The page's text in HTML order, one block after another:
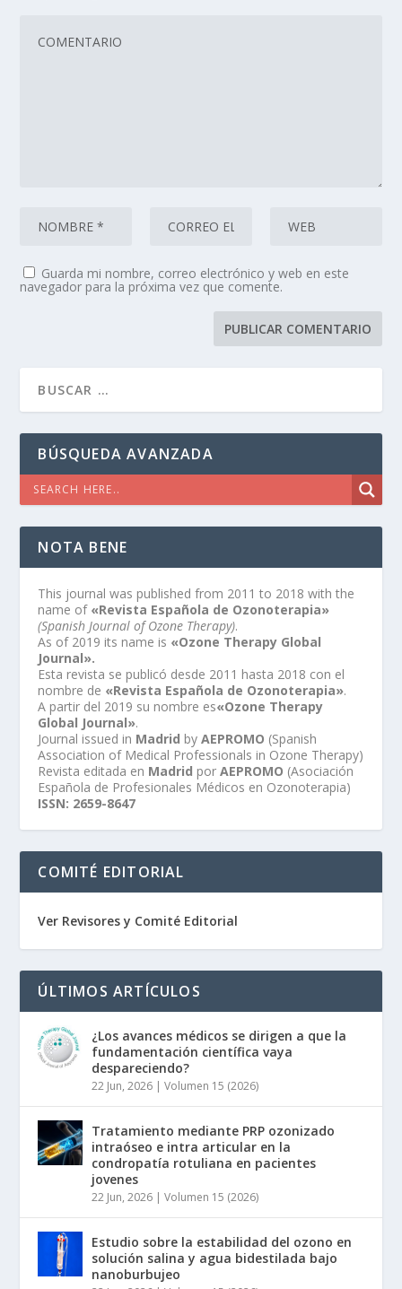
Guarda mi nombre, correo electrónico y web en este
navegador para la próxima vez que comente.
BÚSQUEDA AVANZADA
NOTA BENE
This journal was published from 2011 to 2018 with the
name of «Revista Española de Ozonoterapia»
(Spanish Journal of Ozone Therapy).
As of 2019 its name is «Ozone Therapy Global
Journal».
Esta revista se publicó desde 2011 hasta 2018 con el
nombre de «Revista Española de Ozonoterapia».
A partir del 2019 su nombre es«Ozone Therapy
Global Journal».
Journal issued in Madrid byAEPROMO (Spanish
Association of Medical Professionals in Ozone Therapy)
Revista editada en Madrid porAEPROMO (Asociación
Española de Profesionales Médicos en Ozonoterapia)
ISSN: 2659-8647
COMITÉ EDITORIAL
Ver Revisores y Comité Editorial
ÚLTIMOS ARTÍCULOS
¿Los avances médicos se dirigen a que la
fundamentación científica vaya
despareciendo?
22 Jun, 2026 |Volumen 15 (2026)
Tratamiento mediante PRP ozonizado
intraóseo e intra articular en la
condropatía rotuliana en pacientes
jovenes
22 Jun, 2026 |Volumen 15 (2026)
Estudio sobre la estabilidad del ozono en
solución salina y agua bidestilada bajo
nanoburbujeo